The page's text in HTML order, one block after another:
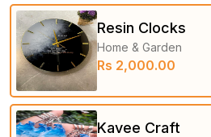
Resin Clocks
Home & Garden
Rs 2,000.00
Kavee Craft